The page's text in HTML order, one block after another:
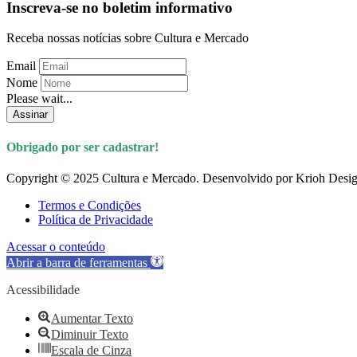
Inscreva-se no boletim informativo
Receba nossas notícias sobre Cultura e Mercado
Email
Nome
Please wait...
Assinar
Obrigado por ser cadastrar!
Copyright © 2025 Cultura e Mercado. Desenvolvido por Krioh
Termos e Condições
Política de Privacidade
Acessar o conteúdo
Abrir a barra de ferramentas
Acessibilidade
Aumentar Texto
Diminuir Texto
Escala de Cinza